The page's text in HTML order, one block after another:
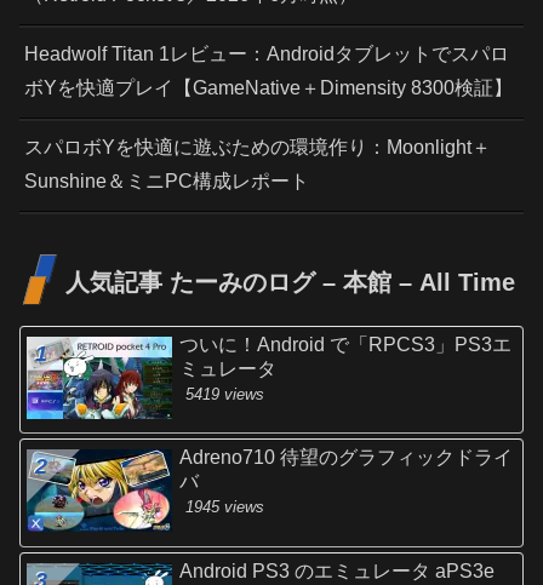
Headwolf Titan 1レビュー：Androidタブレットでスパロ
ボYを快適プレイ【GameNative＋Dimensity 8300検証】
スパロボYを快適に遊ぶための環境作り：Moonlight＋
Sunshine＆ミニPC構成レポート
人気記事 たーみのログ – 本館 – All Time
ついに！Android で「RPCS3」PS3エ
ミュレータ
5419 views
Adreno710 待望のグラフィックドライ
バ
1945 views
Android PS3 のエミュレータ aPS3e